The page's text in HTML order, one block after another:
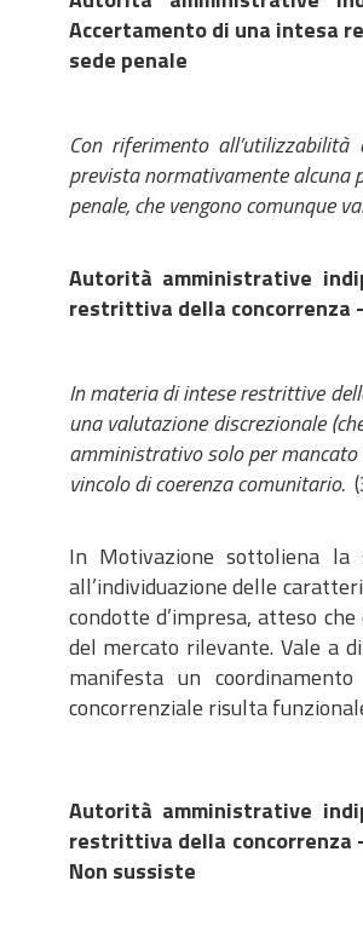
Accertamento di una intesa
sede penale
Con riferimento
prevista normativamente alcuna
penale, che vengono comunque
Autorità amministrative
restrittiva della concorrenza
In materia di intese restrittive
una valutazione discrezionale
amministrativo solo per
vincolo di coerenza comunitario.
In Motivazione sottoliena
all’individuazione delle
condotte d’impresa, atteso
del mercato rilevante. Vale a
manifesta un
concorrenziale risulta
Autorità amministrative
restrittiva della concorrenza
Non sussiste